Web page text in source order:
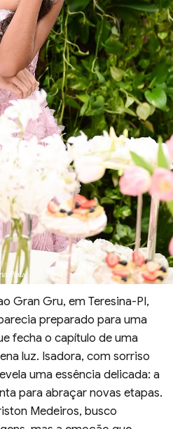
Piauí
Gran Gru, em Teresina-PI,
preparado para uma
fecha o capítulo de uma
luz. Isadora, com sorriso
uma essência delicada: a
para abraçar novas etapas.
Medeiros, busco